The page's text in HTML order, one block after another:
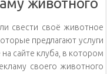
животного
свести своё животное
предлагают услуги
на сайте клуба, в котором
своего животного